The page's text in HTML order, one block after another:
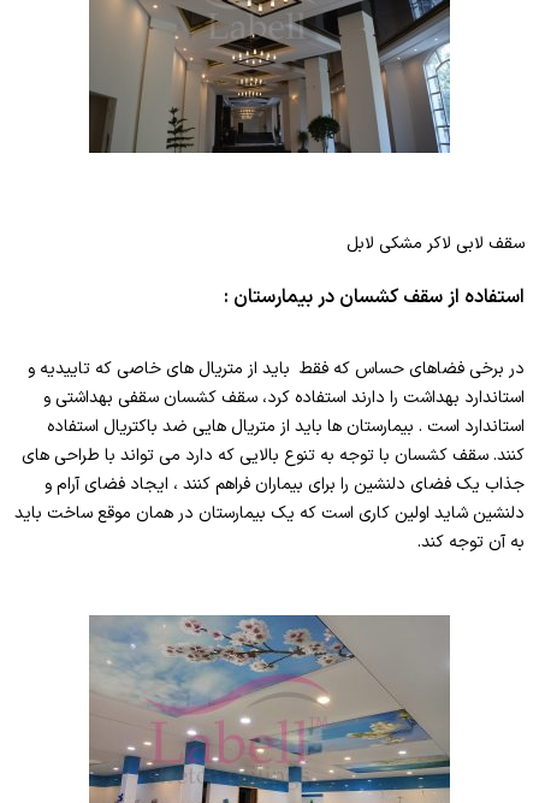
سقف لابی لاکر مشکی لابل
استفاده از سقف کشسان در بیمارستان :
در برخی فضاهای حساس که فقط باید از متریال های خاصی که تاییدیه و
استاندارد بهداشت را دارند استفاده کرد، سقف کشسان سقفی بهداشتی و
استاندارد است . بیمارستان ها باید از متریال هایی ضد باکتریال استفاده
کنند. سقف کشسان با توجه به تنوع بالایی که دارد می تواند با طراحی های
جذاب یک فضای دلنشین را برای بیماران فراهم کنند ، ایجاد فضای آرام و
دلنشین شاید اولین کاری است که یک بیمارستان در همان موقع ساخت باید
به آن توجه کند.